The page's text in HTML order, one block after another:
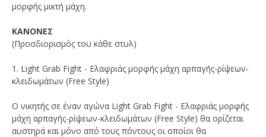
μορφής μικτή μάχη.
ΚΑΝΟΝΕΣ
(Προσδιορισμός του κάθε στυλ)
1. Light Grab Fight - Ελαφριάς μορφής μάχη αρπαγής-ρίψεων-
κλειδωμάτων (Free Style)
Ο νικητής σε έναν αγώνα Light Grab Fight - Ελαφριάς μορφής
μάχη αρπαγής-ρίψεων-κλειδωμάτων (Free Style) θα ορίζεται
αυστηρά και μόνο από τους πόντους οι οποίοι θα